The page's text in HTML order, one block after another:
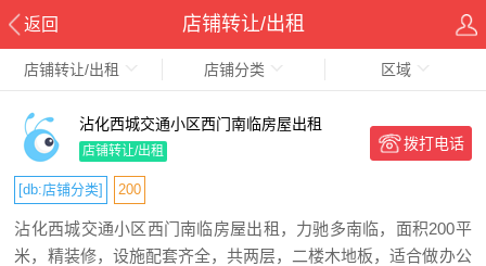
返回 店铺转让/出租
店铺转让/出租 店铺分类 区域
沾化西城交通小区西门南临房屋出租
店铺转让/出租 拨打电话
[db:店铺分类] 200
沾化西城交通小区西门南临房屋出租，力驰多南临，面积200平
米，精装修，设施配套齐全，共两层，二楼木地板，适合做办公